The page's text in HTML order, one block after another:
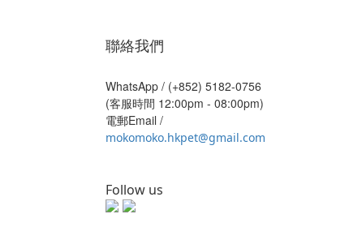
聯絡我們
WhatsApp / (+852) 5182-0756
(客服時間 12:00pm - 08:00pm)
電郵Email /
mokomoko.hkpet@gmail.com
Follow us